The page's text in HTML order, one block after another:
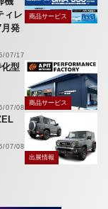
ィレ
発
07/17
商品サービス
型
07/08
商品サービス
07/08
出展情報